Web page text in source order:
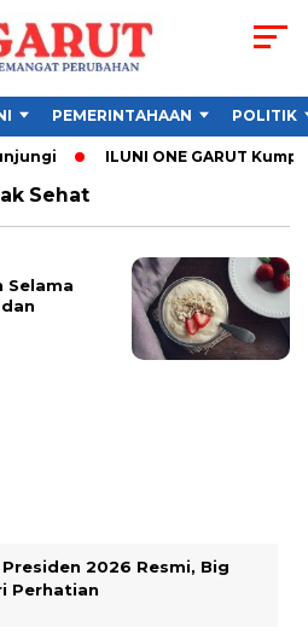
PEMERINTAHAAN POLITIK
ILUNI ONE GARUT
Sehat
Selama
2026 Resmi, Big
Perhatian